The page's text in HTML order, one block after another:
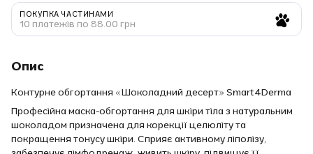
ПОКУПКА ЧАСТИНАМИ
10 платежів по 88.00 грн
Опис
Контурне обгортання «Шоколадний десерт» Smart4Derma
Професійна маска-обгортання для шкіри тіла з натуральним
шоколадом призначена для корекції целюліту та
покращення тонусу шкіри. Сприяє активному ліполізу,